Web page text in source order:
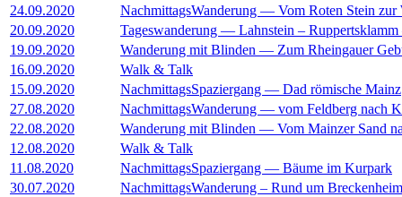
24.09.2020
NachmittagsWanderung — Vom Roten Stein zur
20.09.2020
Tageswanderung — Lahnstein – Ruppertsklamm
19.09.2020
Wanderung mit Blinden — Zum Rheingauer
16.09.2020
Walk & Talk
15.09.2020
NachmittagsSpaziergang — Dad römische Mainz
27.08.2020
NachmittagsWanderung — vom Feldberg nach
22.08.2020
Wanderung mit Blinden — Vom Mainzer Sand
12.08.2020
Walk & Talk
11.08.2020
NachmittagsSpaziergang — Bäume im Kurpark
30.07.2020
NachmittagsWanderung – Rund um Breckenheim